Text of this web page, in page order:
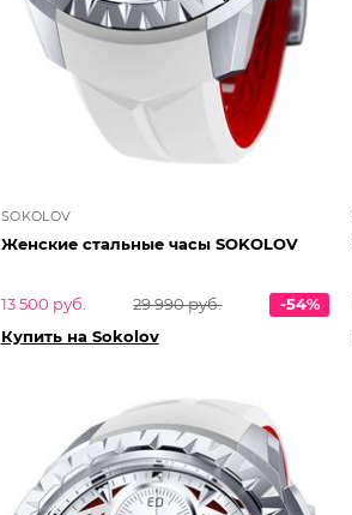
SOKOLOV
Женские стальные часы SOKOLOV
13 500 руб. 29 990 руб.
-54%
Купить на Sokolov